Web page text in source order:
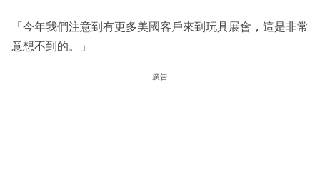
「今年我們注意到有更多美國客戶來到玩具展會，這是非常
意想不到的。」
廣告